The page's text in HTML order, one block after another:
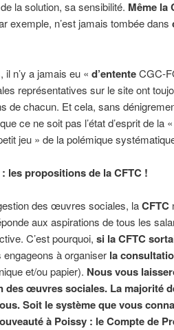
la solution, sa sensibilité. Même la
exemple, n’est jamais tombée dans
n’y a jamais eu « d’ententeCGC-
représentatives sur le site ont
de chacun. Et cela, sans
ce ne soit pas l’état d’esprit de la
jeu » de la polémique
les propositions de la CFTC !
des œuvres sociales, laCFTC
aux aspirations de tous les
C’est pourquoi, si la CFTC
engageons à organiser la
et/ou papier). Nous vous
œuvres sociales. La majorité
Soit le système que vous
à Poissy : le Compte de